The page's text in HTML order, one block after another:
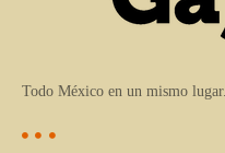
Todo México en un mismo